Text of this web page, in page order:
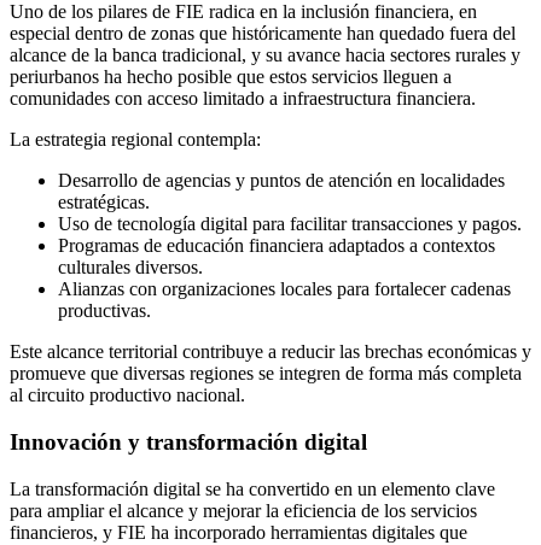
Uno de los pilares de FIE radica en la inclusión financiera, en
especial dentro de zonas que históricamente han quedado fuera del
alcance de la banca tradicional, y su avance hacia sectores rurales y
periurbanos ha hecho posible que estos servicios lleguen a
comunidades con acceso limitado a infraestructura financiera.
La estrategia regional contempla:
Desarrollo de agencias y puntos de atención en localidades
estratégicas.
Uso de tecnología digital para facilitar transacciones y pagos.
Programas de educación financiera adaptados a contextos
culturales diversos.
Alianzas con organizaciones locales para fortalecer cadenas
productivas.
Este alcance territorial contribuye a reducir las brechas económicas y
promueve que diversas regiones se integren de forma más completa
al circuito productivo nacional.
Innovación y transformación digital
La transformación digital se ha convertido en un elemento clave
para ampliar el alcance y mejorar la eficiencia de los servicios
financieros, y FIE ha incorporado herramientas digitales que